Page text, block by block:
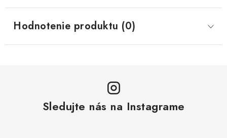
Hodnotenie produktu (0)
Sledujte nás na Instagrame